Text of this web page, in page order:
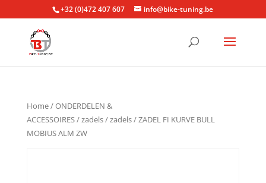
+32 (0)472 407 607 info@bike-tuning.be
Home/ONDERDELEN &
ACCESSOIRES/zadels/zadels/ ZADEL FI KURVE BULL
MOBIUS ALM ZW